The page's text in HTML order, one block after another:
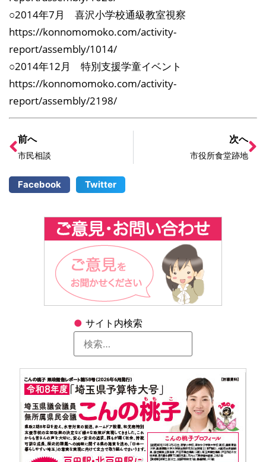
● サイト内検索
○2014年7月 喜沢小学校通級教室視察
https://konnomomoko.com/activity-
report/assembly/1014/
○2014年12月 特別支援学童イベント
https://konnomomoko.com/activity-
report/assembly/2198/
前へ
市民相談
次へ
市役所食堂跡地
Facebook Twitter